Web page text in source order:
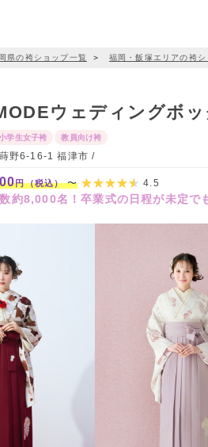
県の袴ショップ一覧 ＞ 福岡・飯塚エリアの袴シ
ウェディングボ
学生女子袴 教員向け袴
野6-16-1 福津市 /
円（税込）〜 4.5
約8,000名！卒業式の日程が未定で